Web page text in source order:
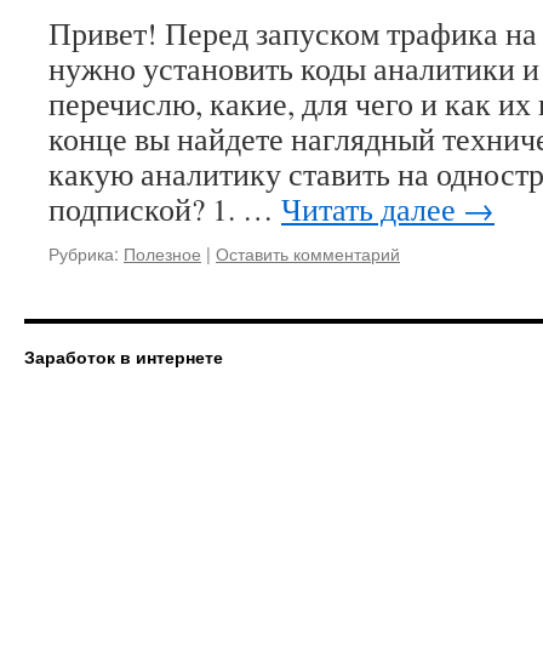
Привет! Перед запуском трафика
нужно установить коды аналитики
перечислю, какие, для чего и как
конце вы найдете наглядный
какую аналитику ставить на
подпиской? 1. … Читать далее →
Рубрика: Полезное | Оставить комментарий
Заработок в интернете